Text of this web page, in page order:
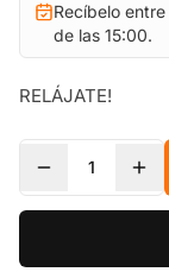
Recíbelo entre
de las 15:00.
RELÁJATE!
1